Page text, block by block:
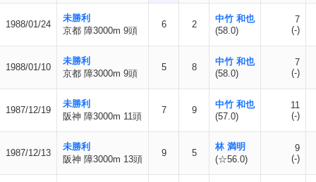
1988/01/24
未勝利
京都 障3000m 9頭
6 2
中竹 和也
(58.0)
7
(-)
1988/01/10
未勝利
京都 障3000m 9頭
5 8
中竹 和也
(58.0)
7
(-)
1987/12/19
未勝利
阪神 障3000m 11頭
7 9
中竹 和也
(57.0)
11
(-)
1987/12/13
未勝利
阪神 障3000m 13頭
9 5
林 満明
(☆56.0)
9
(-)